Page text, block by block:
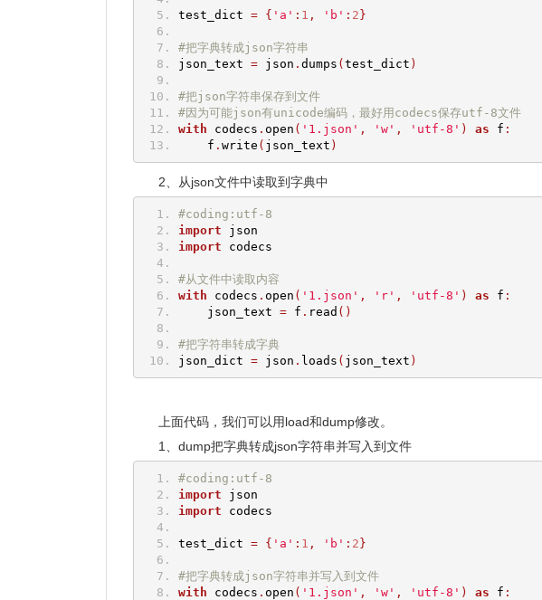
test_dict = { 'a' : 1 , 'b' : 2}
#把字典转成json字符串
json_text = json . dumps (test_dict )
#把json字符串保存到文件
#因为可能json有unicode编码，最好用codecs保存utf-8文件
with codecs . open ( '1.json' , 'w' , 'utf-8' ) as f :
f . write ( json_text )
2、从json文件中读取到字典中
#coding:utf-8
import json
import codecs
#从文件中读取内容
with codecs . open ( '1.json' , 'r' , 'utf-8' ) as f :
json_text = f . read ()
#把字符串转成字典
json_dict = json . loads ( json_text )
上面代码，我们可以用load和dump修改。
1、dump把字典转成json字符串并写入到文件
#coding:utf-8
import json
import codecs
test_dict = { 'a' : 1 , 'b' : 2}
#把字典转成json字符串并写入到文件
with codecs . open ( '1.json' , 'w' , 'utf-8' ) as f :